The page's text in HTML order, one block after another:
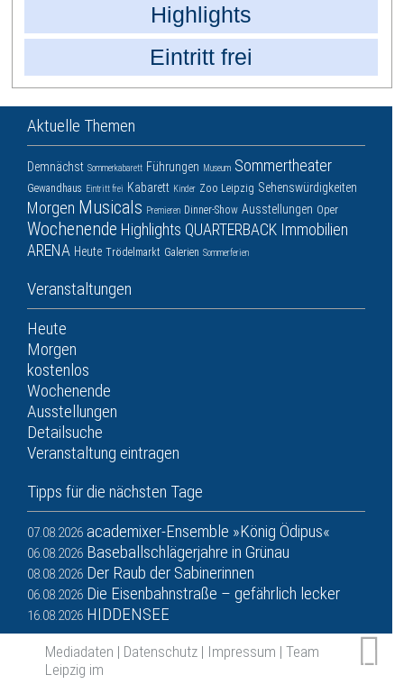
Highlights
Eintritt frei
Aktuelle Themen
Demnächst Sommerkabarett Führungen Museum Sommertheater
Gewandhaus Eintritt frei Kabarett Kinder Zoo Leipzig Sehenswürdigkeiten
Morgen Musicals Premieren Dinner-Show Ausstellungen Oper
Wochenende Highlights QUARTERBACK Immobilien
ARENA Heute Trödelmarkt Galerien Sommerferien
Veranstaltungen
Heute
Morgen
kostenlos
Wochenende
Ausstellungen
Detailsuche
Veranstaltung eintragen
Tipps für die nächsten Tage
07.08.2026 academixer-Ensemble »König Ödipus«
06.08.2026 Baseballschlägerjahre in Grünau
08.08.2026 Der Raub der Sabinerinnen
06.08.2026 Die Eisenbahnstraße – gefährlich lecker
16.08.2026 HIDDENSEE
Mediadaten | Datenschutz | Impressum | Team
Leipzig im